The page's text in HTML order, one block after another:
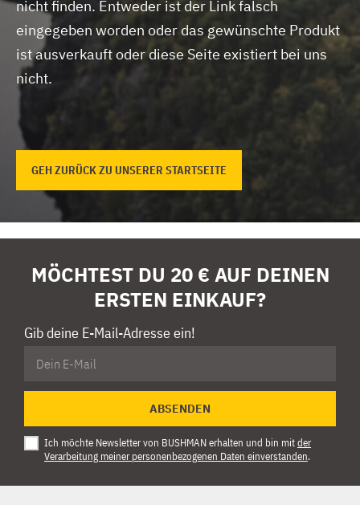
nicht finden. Entweder ist der Link falsch
eingegeben worden oder das gewünschte Produkt
ist ausverkauft oder diese Seite existiert bei uns
nicht.
GEH ZURÜCK ZU UNSERER STARTSEITE
MÖCHTEST DU 20 € AUF DEINEN
ERSTEN EINKAUF?
Gib deine E-Mail-Adresse ein!
ABSENDEN
Ich möchte Newsletter von BUSHMAN erhalten und bin mitder
Verarbeitung meiner personenbezogenen Daten einverstanden.